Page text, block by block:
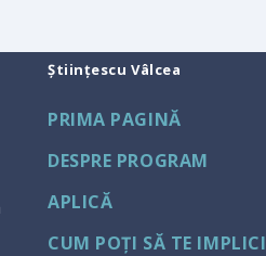
Științescu Vâlcea
PRIMA PAGINĂ
DESPRE PROGRAM
APLICĂ
CUM POȚI SĂ TE IMPLICI